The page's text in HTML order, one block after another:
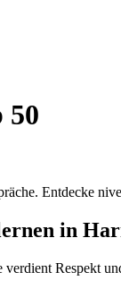
50
Entdecke
in
Respekt